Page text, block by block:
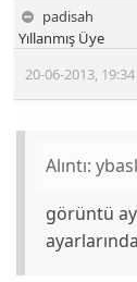
padisah
20-06-2013, 19:34
Yıllanmış Üye
Alıntı:
görüntü